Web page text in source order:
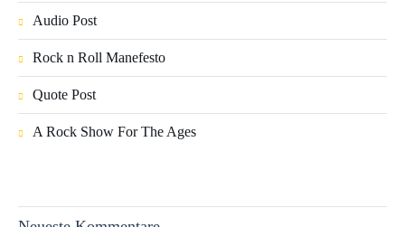
Audio Post
Rock n Roll Manefesto
Quote Post
A Rock Show For The Ages